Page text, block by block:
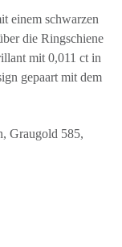
einem schwarzen
die Ringschiene
mit 0,011 ct in
gepaart mit dem
Graugold 585,